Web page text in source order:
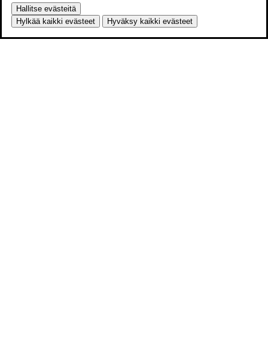
Hallitse evästeitä
Hylkää kaikki evästeet
Hyväksy kaikki evästeet